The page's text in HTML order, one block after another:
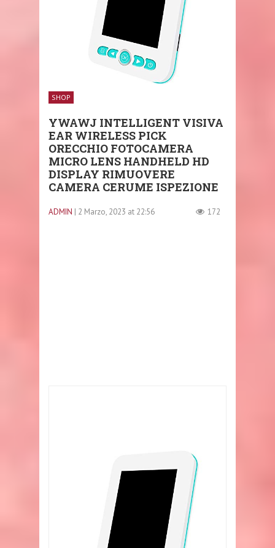
SHOP
YWAWJ INTELLIGENT VISIVA
EAR WIRELESS PICK
ORECCHIO FOTOCAMERA
MICRO LENS HANDHELD HD
DISPLAY RIMUOVERE
CAMERA CERUME ISPEZIONE
ADMIN | 2 Marzo, 2023 at 22:56 172